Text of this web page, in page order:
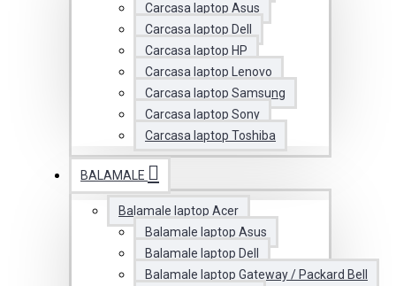
Carcasa laptop Asus
Carcasa laptop Dell
Carcasa laptop HP
Carcasa laptop Lenovo
Carcasa laptop Samsung
Carcasa laptop Sony
Carcasa laptop Toshiba
BALAMALE
Balamale laptop Acer
Balamale laptop Asus
Balamale laptop Dell
Balamale laptop Gateway / Packard Bell